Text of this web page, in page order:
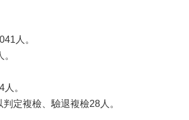
人。
。
定複檢、驗退複檢28人。